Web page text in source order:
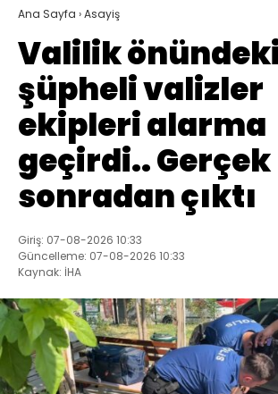
Ana Sayfa ›Asayiş
Valilik
şüpheli valizler
ekipleri alarma
geçirdi.. Gerçek
sonradan çıktı
Giriş: 07-08-2026 10:33
Güncelleme: 07-08-2026 10:33
Kaynak: İHA